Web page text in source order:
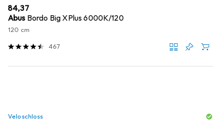
EUR
84,37
Abus Bordo Big XPlus 6000K/120
120 cm
467
Veloschloss